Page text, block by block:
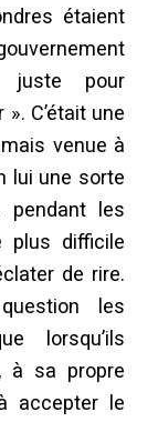
étaient
juste pour
C’était une
venue à
lui une sorte
pendant les
plus difficile
de rire.
les
lorsqu’ils
à sa propre
accepter le